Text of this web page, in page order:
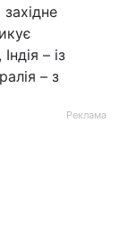
– із
– з
Реклама